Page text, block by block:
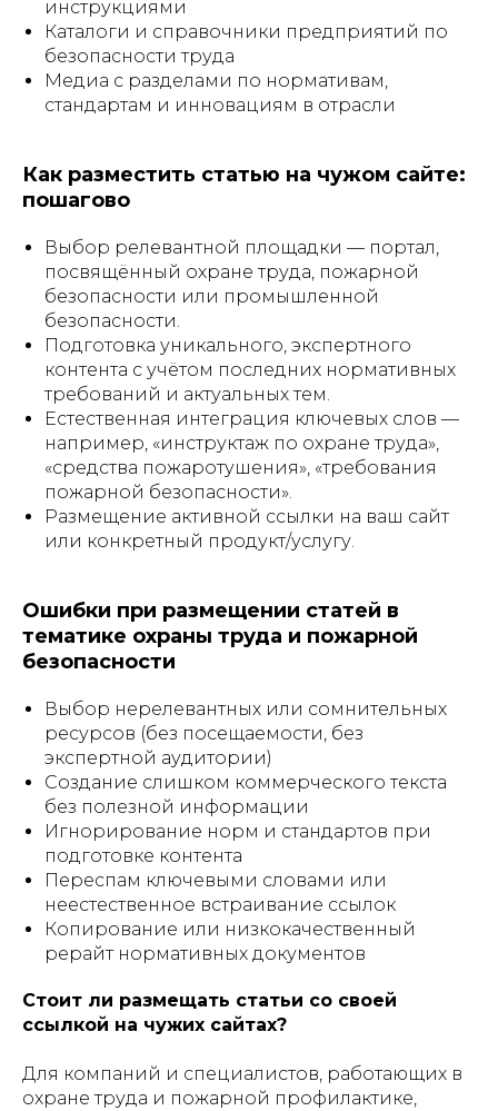
инструкциями
Каталоги и справочники предприятий по
безопасности труда
Медиа с разделами по нормативам,
стандартам и инновациям в отрасли
Как разместить статью на чужом сайте:
пошагово
Выбор релевантной площадки — портал,
посвящённый охране труда, пожарной
безопасности или промышленной
безопасности.
Подготовка уникального, экспертного
контента с учётом последних нормативных
требований и актуальных тем.
Естественная интеграция ключевых слов —
например, «инструктаж по охране труда»,
«средства пожаротушения», «требования
пожарной безопасности».
Размещение активной ссылки на ваш сайт
или конкретный продукт/услугу.
Ошибки при размещении статей в
тематике охраны труда и пожарной
безопасности
Выбор нерелевантных или сомнительных
ресурсов (без посещаемости, без
экспертной аудитории)
Создание слишком коммерческого текста
без полезной информации
Игнорирование норм и стандартов при
подготовке контента
Переспам ключевыми словами или
неестественное встраивание ссылок
Копирование или низкокачественный
рерайт нормативных документов
Стоит ли размещать статьи со своей
ссылкой на чужих сайтах?
Для компаний и специалистов, работающих в
охране труда и пожарной профилактике,